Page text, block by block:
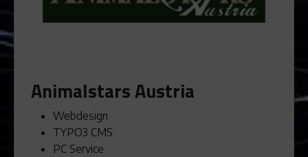
Animalstars Austria
Webdesign
TYPO3 CMS
PC Service